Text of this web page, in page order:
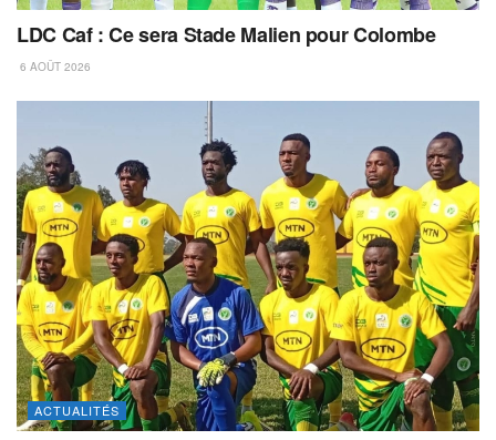
LDC Caf : Ce sera Stade Malien pour Colombe
6 AOÛT 2026
ACTUALITÉS